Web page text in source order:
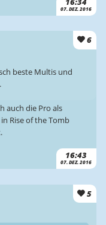
07. DEZ. 2016
6
16:43
07. DEZ. 2016
beste Multis und
auch die Pro als
Rise of the Tomb
5